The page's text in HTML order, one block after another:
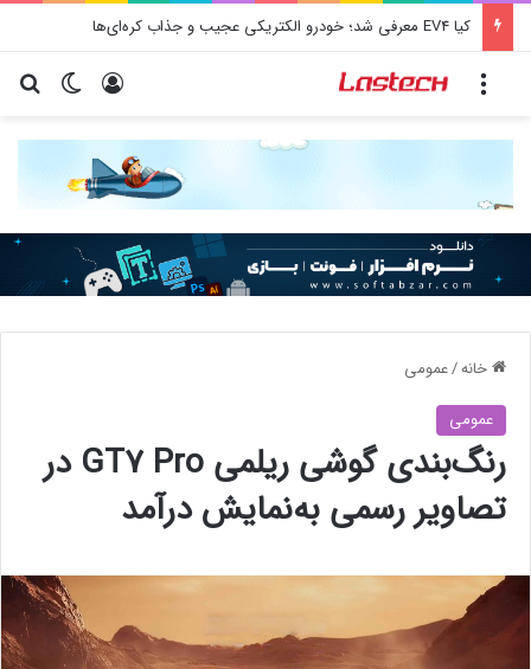
تغییر ورود
خانه/عمومی
عمومی
رنگ‌بندی گوشی ریلمی GT7 Pro در
تصاویر رسمی به‌نمایش درآمد